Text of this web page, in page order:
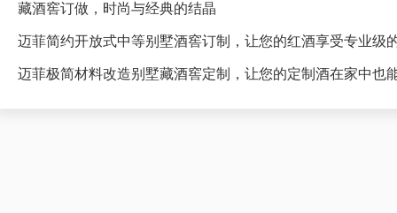
藏酒窖订做，时尚与经典的结晶
迈菲简约开放式中等别墅酒窖订制，让您的红酒享受专业级
迈菲极简材料改造别墅藏酒窖定制，让您的定制酒在家中也